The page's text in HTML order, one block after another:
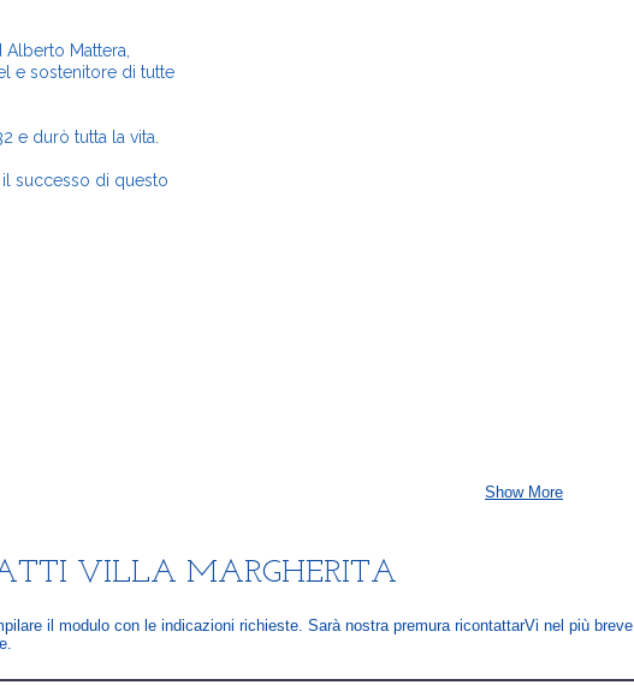
Mattera,
e sostenitore di tutte
e durò tutta la vita.
successo di questo
Show More
VILLA MARGHERITA
il modulo con le indicazioni richieste. Sarà nostra premura ricontattarVi nel più breve